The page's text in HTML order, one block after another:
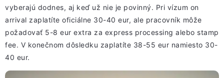
vyberajú dodnes, aj keď už nie je povinný. Pri vízum on
arrival zaplatíte oficiálne 30-40 eur, ale pracovník môže
požadovať 5-8 eur extra za express processing alebo stamp
fee. V konečnom dôsledku zaplatíte 38-55 eur namiesto 30-
40 eur.